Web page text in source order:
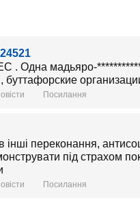
. Одна мадьяро-
Посилання
переконання,
під страхом
Посилання